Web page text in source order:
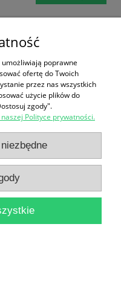
i budowle /
Ewa Ressel
do koszyka
poprawne
ofertę do Twoich
przez nas wszystkich
użycie plików do
zgody".
Polityce prywatności.